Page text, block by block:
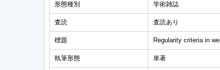
形態種別 学術雑誌
査読 査読あり
標題 Regularity criteria in
執筆形態 単著